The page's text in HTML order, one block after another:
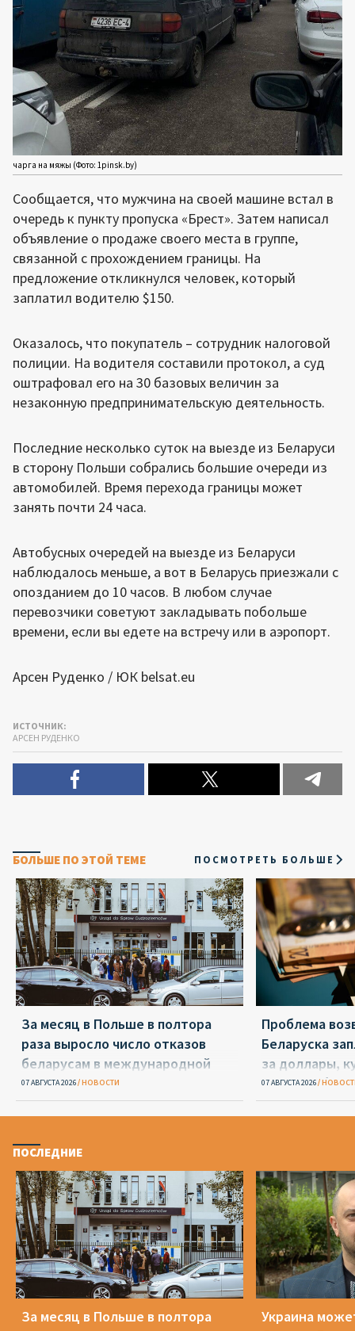
чарга на мяжы (Фото: 1pinsk.by)
Сообщается, что мужчина на своей машине встал в
очередь к пункту пропуска «Брест». Затем написал
объявление о продаже своего места в группе,
связанной с прохождением границы. На
предложение откликнулся человек, который
заплатил водителю $150.
Оказалось, что покупатель – сотрудник налоговой
полиции. На водителя составили протокол, а суд
оштрафовал его на 30 базовых величин за
незаконную предпринимательскую деятельность.
Последние несколько суток на выезде из Беларуси
в сторону Польши собрались большие очереди из
автомобилей. Время перехода границы может
занять почти 24 часа.
Автобусных очередей на выезде из Беларуси
наблюдалось меньше, а вот в Беларусь приезжали с
опозданием до 10 часов. В любом случае
перевозчики советуют закладывать побольше
времени, если вы едете на встречу или в аэропорт.
Арсен Руденко / ЮК belsat.eu
ИСТОЧНИК:
АРСЕН РУДЕНКО
БОЛЬШЕ ПО ЭТОЙ ТЕМЕ ПОСМОТРЕТЬ БОЛЬШЕ
За месяц в Польше в полтора
раза выросло число отказов
беларусам в международной
защите
07 АВГУСТА 2026 НОВОСТИ
Проблема
Беларуска
за доллары,
07 АВГУСТА 2026
ПОСЛЕДНИЕ
За месяц в Польше в полтора
Украина